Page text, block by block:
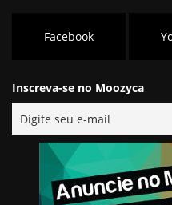
Facebook
Inscreva-se no Moozyca